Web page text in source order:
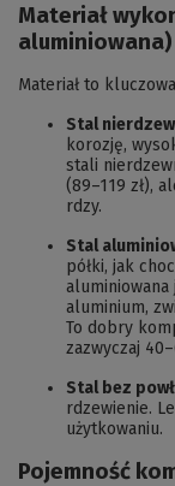
Materiał
aluminiowana)
Materiał to
Stal
korozję,
stali
(89–119 zł),
rdzy.
Stal
półki, jak
aluminium,
To dobry
zazwyczaj
Stal bez
rdzewienie.
użytkowaniu.
Pojemność